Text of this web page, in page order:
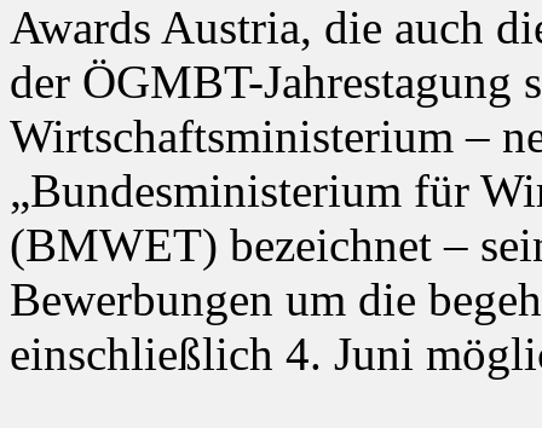
Awards Austria, die auch
der ÖGMBT-Jahrestagung
Wirtschaftsministerium –
„Bundesministerium für
(BMWET) bezeichnet –
Bewerbungen um die
einschließlich 4. Juni